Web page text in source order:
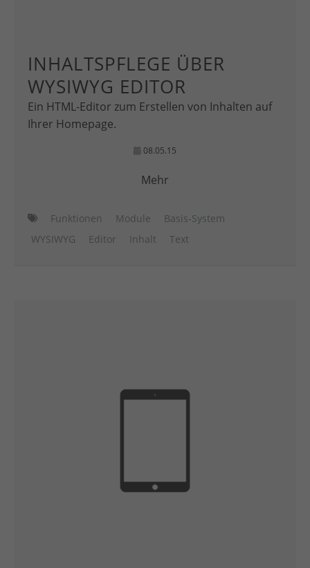
INHALTSPFLEGE ÜBER
WYSIWYG EDITOR
Ein HTML-Editor zum Erstellen von Inhalten auf
Ihrer Homepage.
08.05.15
Mehr
Funktionen Module
Basis-System
WYSIWYG
Editor Inhalt Text